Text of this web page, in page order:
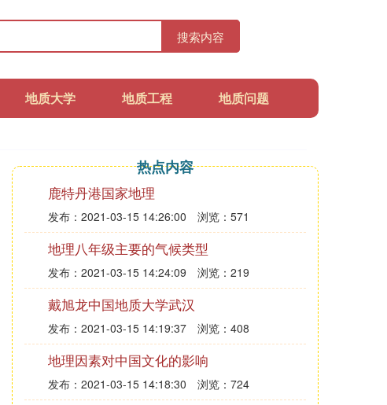
搜索内容
地质大学 地质工程 地质问题
热点内容
鹿特丹港国家地理
发布：2021-03-15 14:26:00 浏览：571
地理八年级主要的气候类型
发布：2021-03-15 14:24:09 浏览：219
戴旭龙中国地质大学武汉
发布：2021-03-15 14:19:37 浏览：408
地理因素对中国文化的影响
发布：2021-03-15 14:18:30 浏览：724